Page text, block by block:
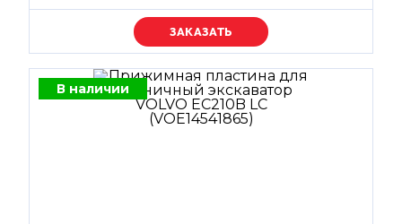
Уточняйте цену
В наличии